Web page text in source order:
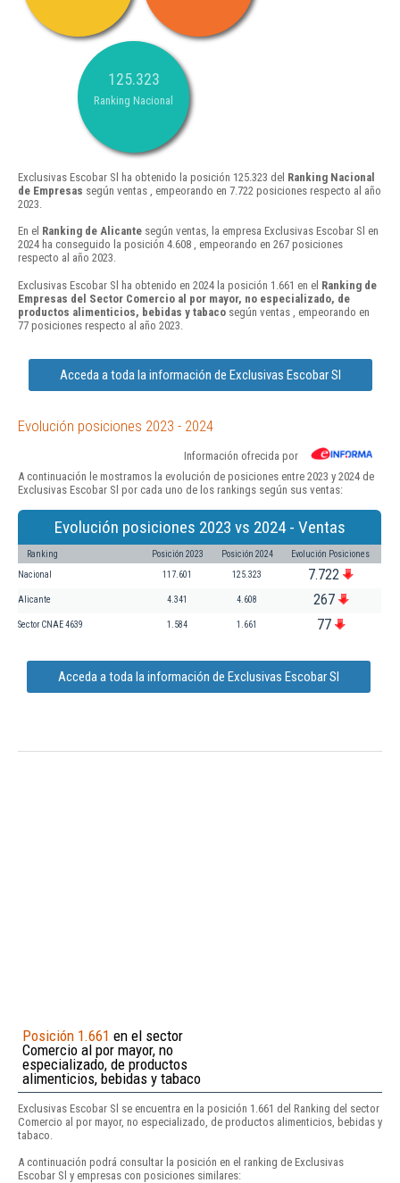
125.323
Ranking Nacional
Exclusivas Escobar Sl ha obtenido la posición 125.323 del Ranking Nacional
de Empresas según ventas , empeorando en 7.722 posiciones respecto al año
2023.
En el Ranking de Alicante según ventas, la empresa Exclusivas Escobar Sl en
2024 ha conseguido la posición 4.608 , empeorando en 267 posiciones
respecto al año 2023.
Exclusivas Escobar Sl ha obtenido en 2024 la posición 1.661 en el Ranking de
Empresas del Sector Comercio al por mayor, no especializado, de
productos alimenticios, bebidas y tabaco según ventas , empeorando en
77 posiciones respecto al año 2023.
Acceda a toda la información de Exclusivas Escobar Sl
Evolución posiciones 2023 - 2024
Información ofrecida por
A continuación le mostramos la evolución de posiciones entre 2023 y 2024 de
Exclusivas Escobar Sl por cada uno de los rankings según sus ventas:
Evolución posiciones 2023 vs 2024 - Ventas
Ranking Posición 2023 Posición 2024 Evolución Posiciones
Nacional 117.601 125.323 7.722
Alicante 4.341 4.608 267
Sector CNAE 4639 1.584 1.661 77
Acceda a toda la información de Exclusivas Escobar Sl
Posición 1.661 en el sector
Comercio al por mayor, no
especializado, de productos
alimenticios, bebidas y tabaco
Exclusivas Escobar Sl se encuentra en la posición 1.661 del Ranking del sector
Comercio al por mayor, no especializado, de productos alimenticios, bebidas y
tabaco.
A continuación podrá consultar la posición en el ranking de Exclusivas
Escobar Sl y empresas con posiciones similares: